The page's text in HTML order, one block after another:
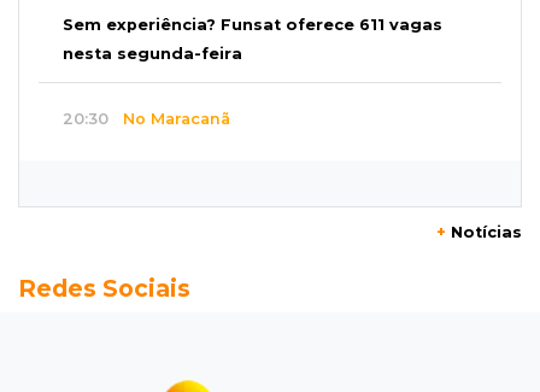
Sem experiência? Funsat oferece 611 vagas
nesta segunda-feira
20:30 No Maracanã
Seleções em MS têm salários de até R$ 8,2 mil;
Jardim Itatiaia
+ Notícias
Redes Sociais